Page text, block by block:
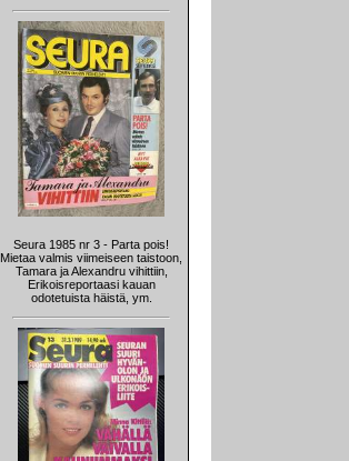
Seura 1985 nr 3 - Parta pois!
Mietaa valmis viimeiseen taistoon,
Tamara ja Alexandru vihittiin,
Erikoisreportaasi kauan
odotetuista häistä, ym.